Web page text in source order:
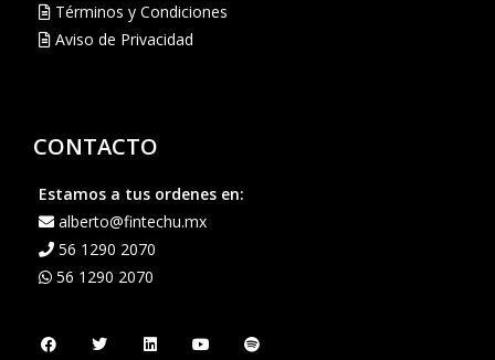
Términos y Condiciones
Aviso de Privacidad
CONTACTO
Estamos a tus ordenes en:
alberto@fintechu.mx
56 1290 2070
56 1290 2070